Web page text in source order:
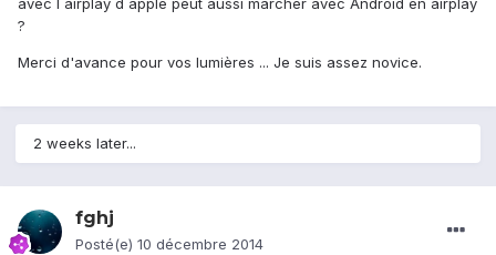
avec l airplay d apple peut aussi marcher avec Android en airplay
?
Merci d'avance pour vos lumières ... Je suis assez novice.
2 weeks later...
fghj
Posté(e) 10 décembre 2014